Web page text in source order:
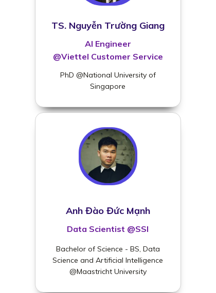
TS. Nguyễn Trường Giang
AI Engineer
@Viettel Customer Service
PhD @National University of
Singapore
Bachelor of Science - BS, Data
Science and Artificial Intelligence
@Maastricht University
Anh Đào Đức Mạnh
Data Scientist @SSI